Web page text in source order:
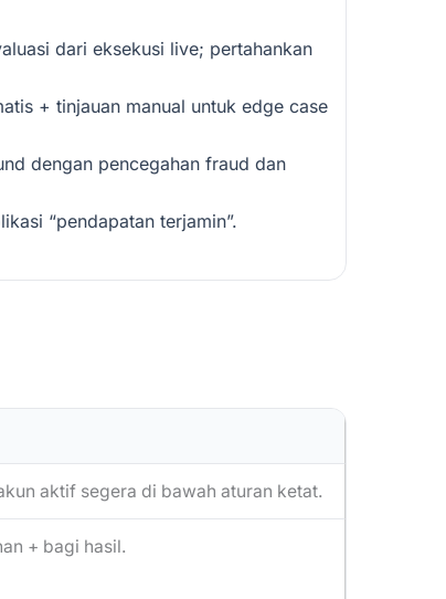
dari eksekusi live; pertahankan
+ tinjauan manual untuk edge case
dengan pencegahan fraud dan
“pendapatan terjamin”.
aktif segera di bawah aturan ketat.
+ bagi hasil.